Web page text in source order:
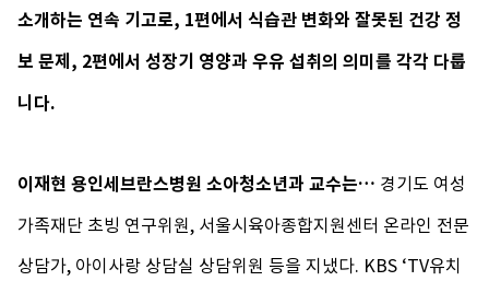
소개하는 연속 기고로, 1편에서 식습관 변화와 잘못된 건강 정
보 문제, 2편에서 성장기 영양과 우유 섭취의 의미를 각각 다룹
니다.
이재현 용인세브란스병원 소아청소년과 교수는… 경기도 여성
가족재단 초빙 연구위원, 서울시육아종합지원센터 온라인 전문
상담가, 아이사랑 상담실 상담위원 등을 지냈다. KBS ‘TV유치